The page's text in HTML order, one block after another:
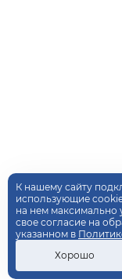
К нашему сайту
использующие
на нем максимально
свое согласие на
указанном в
Хорошо